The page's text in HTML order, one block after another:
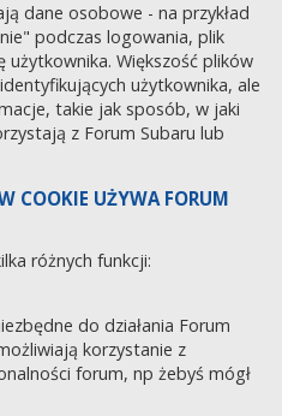
dane osobowe - na przykład
podczas logowania, plik
Większość plików
użytkownika, ale
takie jak sposób, w jaki
z Forum Subaru lub
COOKIE UŻYWA FORUM
różnych funkcji:
do działania Forum
korzystanie z
forum, np żebyś mógł